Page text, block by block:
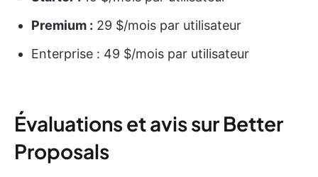
Premium : 29 $/mois par utilisateur
Enterprise : 49 $/mois par utilisateur
Évaluations et avis sur Better
Proposals